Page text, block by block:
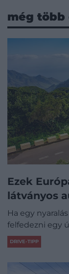
még
Ezek
látványos
Ha egy
felfedezni egy
DRIVE-TIPP